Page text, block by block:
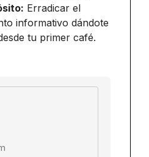
Erradicar el
informativo dándote
tu primer café.